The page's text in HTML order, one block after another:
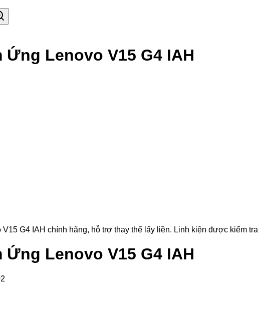
Lenovo V15 G4 IAH
G4 IAH chính hãng, hỗ trợ thay thế lấy liền. Linh kiện được kiểm
Lenovo V15 G4 IAH